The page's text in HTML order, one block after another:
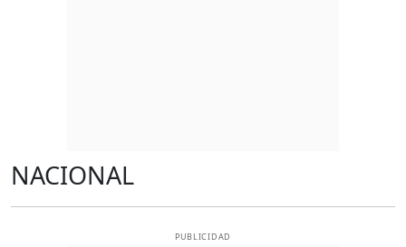
NACIONAL
PUBLICIDAD